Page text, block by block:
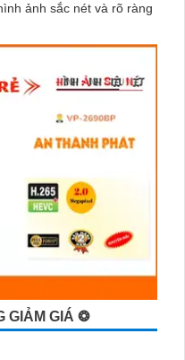
ảnh sắc nét và rõ ràng
GIẢM GIÁ ❂